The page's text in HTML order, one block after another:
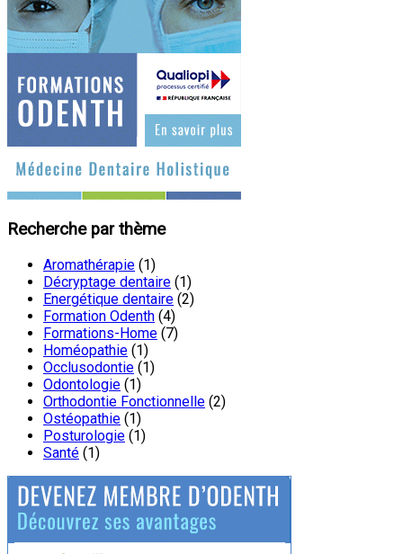
Recherche par thème
Aromathérapie (1)
Décryptage dentaire (1)
Energétique dentaire (2)
Formation Odenth (4)
Formations-Home (7)
Homéopathie (1)
Occlusodontie (1)
Odontologie (1)
Orthodontie Fonctionnelle (2)
Ostéopathie (1)
Posturologie (1)
Santé (1)